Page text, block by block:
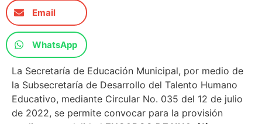
Email
WhatsApp
La Secretaría de Educación Municipal, por medio de
la Subsecretaría de Desarrollo del Talento Humano
Educativo, mediante Circular No. 035 del 12 de julio
de 2022, se permite convocar para la provisión